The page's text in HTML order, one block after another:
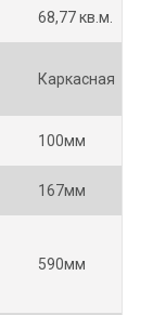
68,77 кв.м.
Каркасная
100мм
167мм
590мм